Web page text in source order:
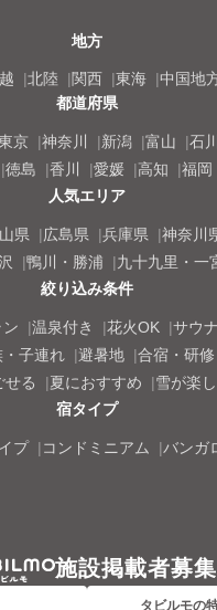
地方
北陸 関西 東海 中国地
都道府県
京 神奈川 新潟 富山 石川
徳島 香川 愛媛 高知 福岡
人気エリア
県 広島県 兵庫県 神奈川
鴨川・勝浦 九十九里・一
絞り込み条件
ン 温泉付き 花火OK サウナ
・子連れ 避暑地 合宿・研修
せる 夏におすすめ 雪が楽
宿タイプ
プ コンドミニアム バンガ
施設掲載者募集
タビルモの